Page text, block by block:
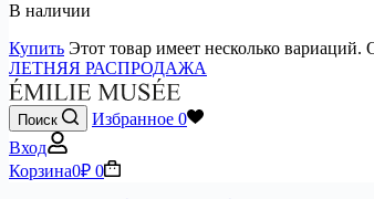
В наличии
Купить Этот товар имеет несколько
ЛЕТНЯЯ РАСПРОДАЖА
Поиск Избранное 0
Вход
Корзина0₽ 0